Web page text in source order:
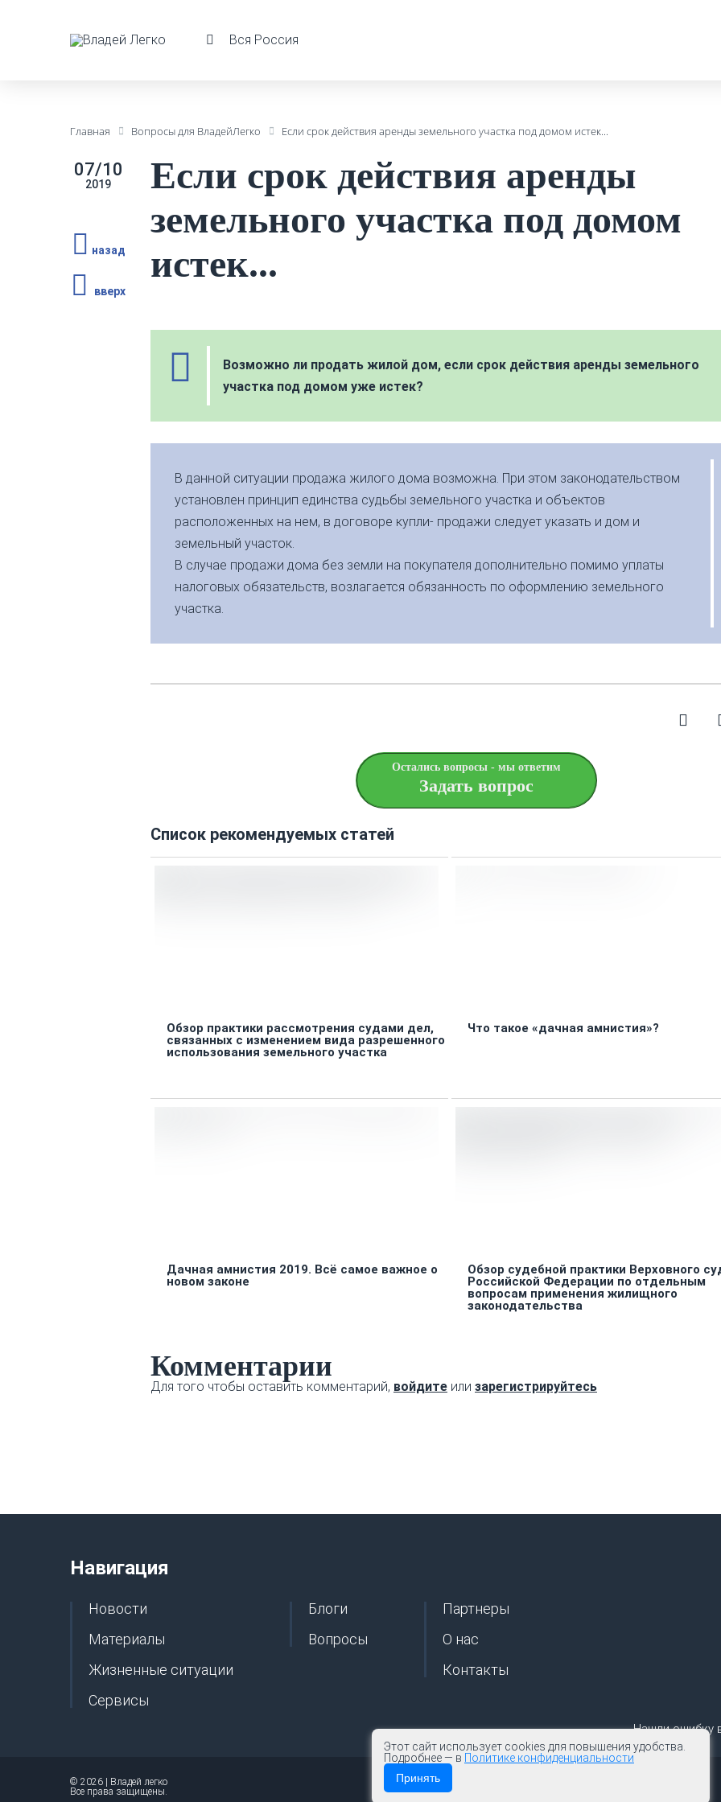
Вся Россия
Главная Вопросы для ВладейЛегко Если срок действия аренды земельного участка под домом истек...
07/10
2019
назад
вверх
Если срок действия аренды
земельного участка под домом
истек...
Возможно ли продать жилой дом, если срок действия аренды земельного
участка под домом уже истек?
В данной ситуации продажа жилого дома возможна. При этом законодательством
установлен принцип единства судьбы земельного участка и объектов
расположенных на нем, в договоре купли- продажи следует указать и дом и
земельный участок.
В случае продажи дома без земли на покупателя дополнительно помимо уплаты
налоговых обязательств, возлагается обязанность по оформлению земельного
участка.
Остались вопросы - мы ответим
Задать вопрос
Список рекомендуемых статей
Обзор практики рассмотрения судами дел,
связанных с изменением вида разрешенного
использования земельного участка
Что такое «дачная амнистия»?
Дачная амнистия 2019. Всё самое важное о
новом законе
Обзор судебной практики Верховного
Российской Федерации по отдельным
вопросам применения жилищного
законодательства
Комментарии
Для того чтобы оставить комментарий, войдите или зарегистрируйтесь
Навигация
Новости
Материалы
Жизненные ситуации
Сервисы
Блоги
Вопросы
Партнеры
О нас
Контакты
Нашли ошибку
© 2026 | Владей легко
Все права защищены.
Этот сайт использует cookies для повышения удобства.
Подробнее — в Политике конфиденциальности
Принять